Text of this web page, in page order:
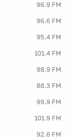
96.9 FM
96.6 FM
95.4 FM
101.4 FM
98.9 FM
88.3 FM
99.9 FM
101.9 FM
92.6 FM